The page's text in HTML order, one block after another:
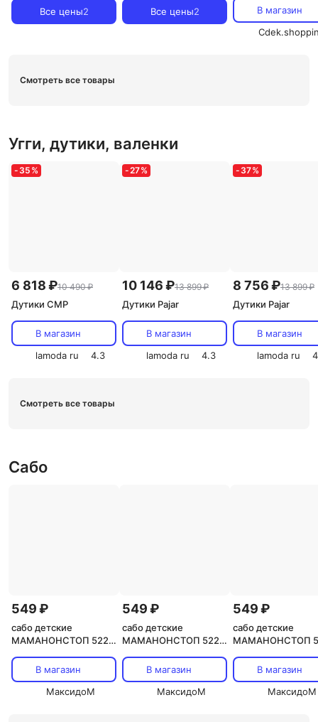
принтом в виде
сердечек, бежевый
Все цены2
австралийского стиля
с бережной
Все цены2
В магазин
Смотреть все товары
Угги, дутики, валенки
- 35 %
6 818 ₽10 490 ₽
Дутики CMP
В магазин
lamoda ru
4.3
-27%
10 146 ₽13 899 ₽
Дутики Pajar
В магазин
lamoda ru
4.3
- 37%
8 756 ₽13 899 ₽
Дутики Pajar
В магазин
lamoda ru
Смотреть все товары
Сабо
549 ₽
сабо детские
МАМАНОНСТОП 5222
В магазин
МаксидоМ
549 ₽
сабо детские
МАМАНОНСТОП 5222
В магазин
МаксидоМ
549 ₽
сабо детские
МАМАНОНСТОП
В магазин
МаксидоМ